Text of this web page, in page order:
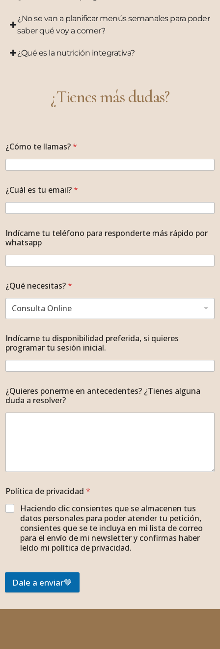
¿No se van a planificar menús semanales para poder
saber qué voy a comer?
¿Qué es la nutrición integrativa?
¿Tienes más dudas?
¿Cómo te llamas? *
¿Cuál es tu email? *
Indícame tu teléfono para responderte más rápido por
whatsapp
¿Qué necesitas? *
Indícame tu disponibilidad preferida, si quieres
programar tu sesión inicial.
¿Quieres ponerme en antecedentes? ¿Tienes alguna
duda a resolver?
Política de privacidad *
Haciendo clic consientes que se almacenen tus
datos personales para poder atender tu petición,
consientes que se te incluya en mi lista de correo
para el envío de mi newsletter y confirmas haber
leído mi política de privacidad.
Dale a enviar🤎